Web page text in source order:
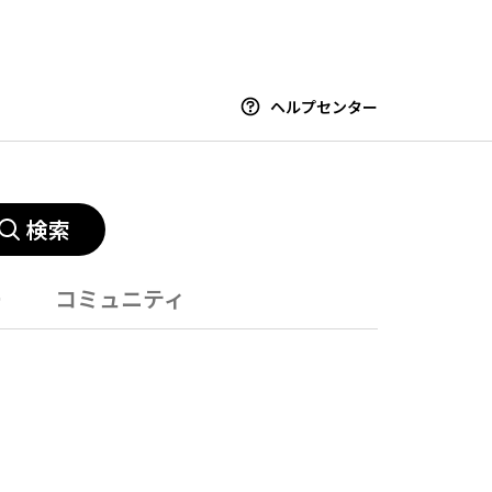
ヘルプセンター
検索
コミュニティ